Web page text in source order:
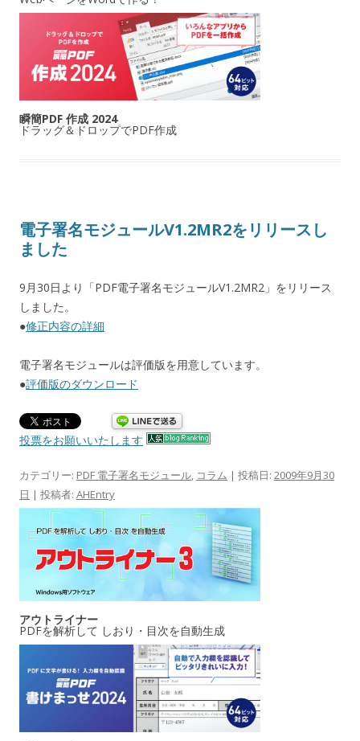
瞬簡PDF 作成 2024
ドラッグ＆ドロップでPDF作成
電子署名モジュールV1.2MR2をリリースし
ました
9月30日より「PDF電子署名モジュールV1.2MR2」をリリース
しました。
●修正内容の詳細
電子署名モジュールは評価版を用意しています。
●評価版のダウンロード
投票をお願いいたします
カテゴリー: PDF 電子署名モジュール, コラム | 投稿日: 2009年9月30
日 | 投稿者: AHEntry
アウトライナー
PDFを解析して しおり・目次を自動生成